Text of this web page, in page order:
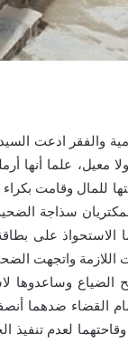
والفقر ادعت
معيل، علما أنها
للمال وقامت
سذاجة
الاستحواذ على
اللازمة واتجهت
الضياع
وقاحتهما لعدم